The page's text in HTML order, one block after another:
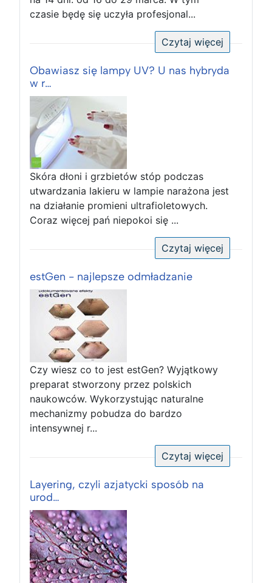
czasie będę się uczyła profesjonal...
Czytaj więcej
Obawiasz się lampy UV? U nas hybryda
w r…
Skóra dłoni i grzbietów stóp podczas
utwardzania lakieru w lampie narażona jest
na działanie promieni ultrafioletowych.
Coraz więcej pań niepokoi się ...
Czytaj więcej
estGen - najlepsze odmładzanie
Czy wiesz co to jest estGen? Wyjątkowy
preparat stworzony przez polskich
naukowców. Wykorzystując naturalne
mechanizmy pobudza do bardzo
intensywnej r...
Czytaj więcej
Layering, czyli azjatycki sposób na
urod…